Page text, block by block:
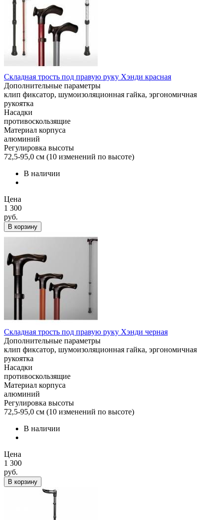
Складная трость под правую руку Хэнди красная
Дополнительные параметры
клип фиксатор, шумоизоляционная гайка, эргономичная
рукоятка
Насадки
противоскользящие
Материал корпуса
алюминий
Регулировка высоты
72,5-95,0 см (10 изменений по высоте)
В наличии
Цена
1 300
руб.
В корзину
Складная трость под правую руку Хэнди черная
Дополнительные параметры
клип фиксатор, шумоизоляционная гайка, эргономичная
рукоятка
Насадки
противоскользящие
Материал корпуса
алюминий
Регулировка высоты
72,5-95,0 см (10 изменений по высоте)
В наличии
Цена
1 300
руб.
В корзину